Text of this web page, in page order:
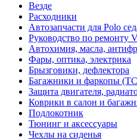
Везде
Расходники
Автозапчасти для Polo
Руководство по ремонту
Автохимия, масла,
Фары, оптика, электрика
Брызговики, дефлектора
Багажники и фаркопы
Защита двигателя,
Коврики в салон и
Подлокотник
Тюнинг и аксессуары
Чехлы на сиденья